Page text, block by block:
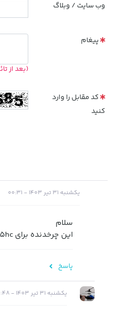
وب سایت / وبلاگ
پیغام
(بعد از
کد مقابل را وارد
کنید
یکشنبه 31 تیر 1403 - 00:31
سلام
این چرخدنده برای x5hc مناسب هست؟
پاسخ
یکشنبه 31 تیر 1403 - 14:48